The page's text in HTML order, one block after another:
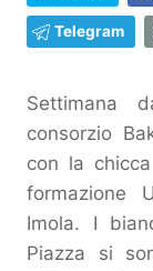
Telegram
Settimana
consorzio
con la
formazione
Imola. I
Piazza si